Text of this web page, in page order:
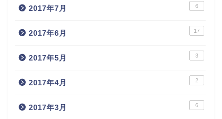
2017年7月 6
2017年6月 17
2017年5月 3
2017年4月 2
2017年3月 6